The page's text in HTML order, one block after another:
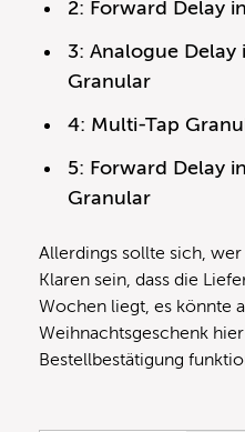
2: Forward Delay
3: Analogue
Granular
4: Multi-Tap
5: Forward Delay
Granular
Allerdings sollte sich,
Klaren sein, dass die
Wochen liegt, es könnte
Weihnachtsgeschenk
Bestellbestätigung